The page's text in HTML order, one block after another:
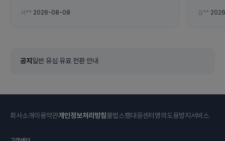
서** 2026-08-08 김**
공지 일반 유심 유료 전환 안내
회사소개이용약관개인정보처리방침불법스팸대응센터 명의도용방지서비스